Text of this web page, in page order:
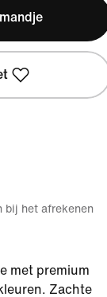
bij het afrekenen
met premium
Zachte